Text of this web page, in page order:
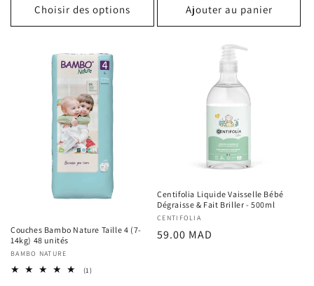
Choisir des options Ajouter au panier
Couches Bambo Nature Taille 4 (7-
14kg) 48 unités
Fournisseur :
BAMBO NATURE
(1)1
Centifolia Liquide Vaisselle Bébé
Dégraisse & Fait Briller - 500ml
Fournisseur :
CENTIFOLIA
Prix
59.00 MAD